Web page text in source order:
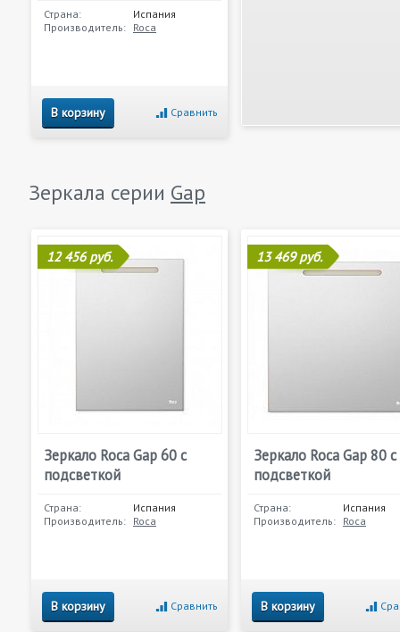
Страна:
Испания
Производитель: Roca
В корзину Сравнить
Зеркала серии Gap
12 456 руб.
Зеркало Roca Gap 60 с
подсветкой
Страна:
Испания
Производитель: Roca
В корзину Сравнить
13 469 руб.
Зеркало Roca Gap 80 с
подсветкой
Страна:
Испания
Производитель: Roca
В корзину